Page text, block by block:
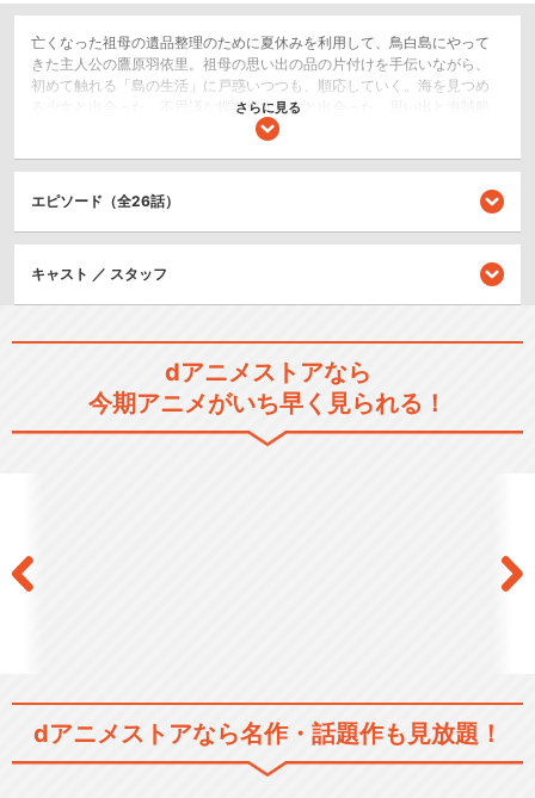
亡くなった祖母の遺品整理のために夏休みを利用して、鳥白島にやって
きた主人公の鷹原羽依里。祖母の思い出の品の片付けを手伝いながら、
初めて触れる「島の生活」に戸惑いつつも、順応していく。海を見つめ
る少女と出会った。不思議な蝶を探す少女と出会った。思い出と海賊船
を探す少女と出会った。静かな灯台で暮らす少女と出会った。島で新し
た。
日常/ほのぼの
さらに見る
エピソード（全26話）
キャスト ／ スタッフ
dアニメストアなら
今期アニメがいち早く見られる！
dアニメストアなら名作・話題作も見放題！